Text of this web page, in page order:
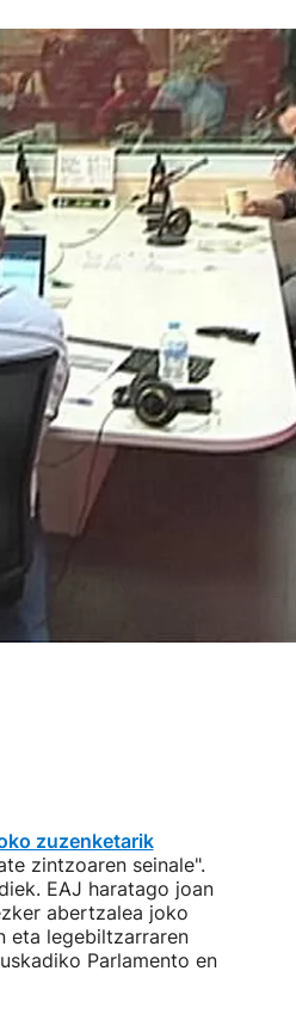
zuzenketarik
zintzoaren seinale".
EAJ haratago joan
abertzalea joko
eta legebiltzarraren
Parlamento en